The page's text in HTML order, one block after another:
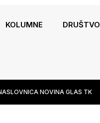
KOLUMNE DRUŠTVO
NOVINA GLAS TK